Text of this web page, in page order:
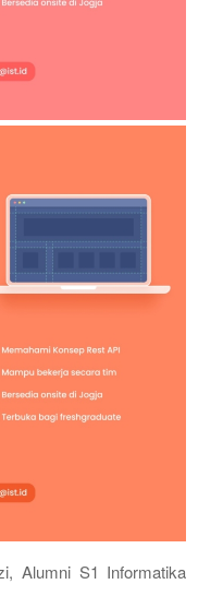
Alumni S1 Informatika